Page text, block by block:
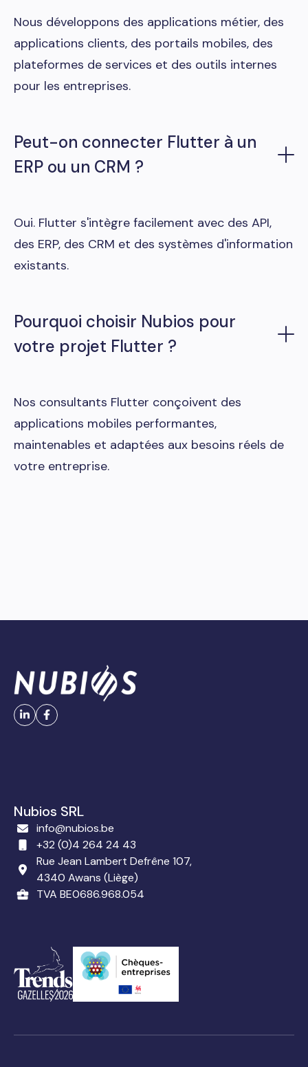
Nous développons des applications métier, des
applications clients, des portails mobiles, des
plateformes de services et des outils internes
pour les entreprises.
Peut-on connecter Flutter à un
ERP ou un CRM ?
Oui. Flutter s'intègre facilement avec des API,
des ERP, des CRM et des systèmes d'information
existants.
Pourquoi choisir Nubios pour
votre projet Flutter ?
Nos consultants Flutter conçoivent des
applications mobiles performantes,
maintenables et adaptées aux besoins réels de
votre entreprise.
Nubios SRL
info@nubios.be
+32 (0)4 264 24 43
Rue Jean Lambert Defrêne 107,
4340 Awans (Liège)
TVA BE0686.968.054